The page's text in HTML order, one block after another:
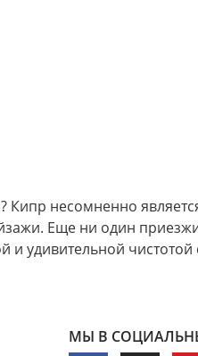
несомненно
Еще ни один
и удивительной
МЫ В